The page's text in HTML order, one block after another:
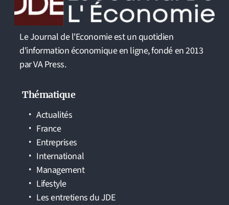
Le Journal de l'Economie est un quotidien
d'information économique en ligne, fondé en 2013
par VA Press.
Thématique
Actualités
France
Entreprises
International
Management
Lifestyle
Les entretiens du JDE